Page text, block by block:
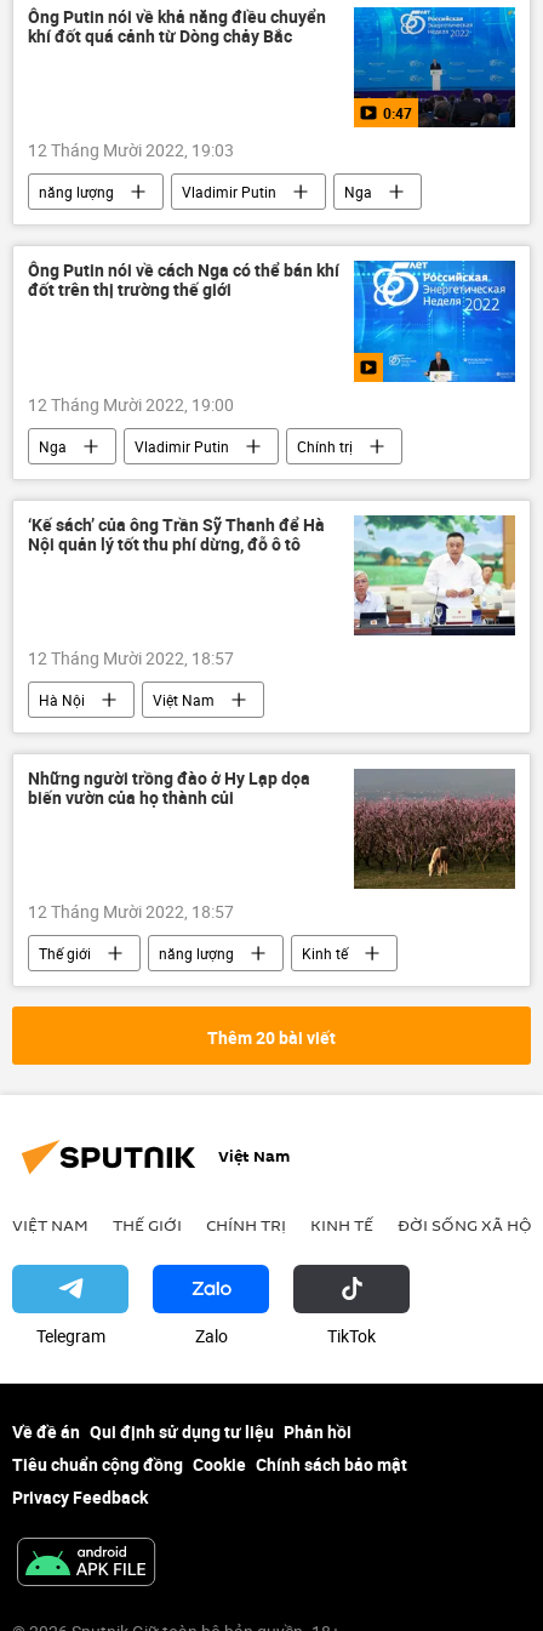
vi phạm
Ông Putin nói về khả năng điều chuyển
khí đốt quá cảnh từ Dòng chảy Bắc
0:47
12 Tháng Mười 2022, 19:03
năng lượng Vladimir Putin
Nga
Chính trị
Dòng chảy phương Bắc-2
Ông Putin nói về cách Nga có thể bán khí
đốt trên thị trường thế giới
12 Tháng Mười 2022, 19:00
Nga Vladimir Putin
Chính trị
Kinh tế
năng lượng
‘Kế sách’ của ông Trần Sỹ Thanh để Hà
Nội quản lý tốt thu phí dừng, đỗ ô tô
12 Tháng Mười 2022, 18:57
Hà Nội
Việt Nam
UBND Tp.Hà Nội
ô tô điện
Những người trồng đào ở Hy Lạp dọa
biến vườn của họ thành củi
12 Tháng Mười 2022, 18:57
Thế giới năng lượng
Kinh tế
Hy Lạp
Thêm 20 bài viết
Việt Nam
VIỆT NAM THẾ GIỚI CHÍNH TRỊ KINH TẾ ĐỜI SỐNG XÃ HỘI
Telegram Zalo ТikТоk
Về đề án Qui định sử dụng tư liệu Phản hồi
Tiêu chuẩn cộng đồng Cookie Chính sách bảo mật
Privacy Feedback